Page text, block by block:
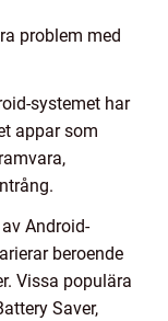
problem med
systemet har
appar som
Android-
beroende
Vissa populära
Saver,